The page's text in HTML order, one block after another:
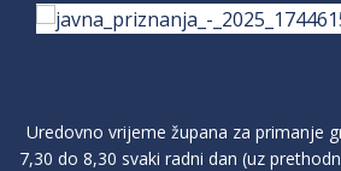
Uredovno vrijeme župana za primanje
7,30 do 8,30 svaki radni dan (uz